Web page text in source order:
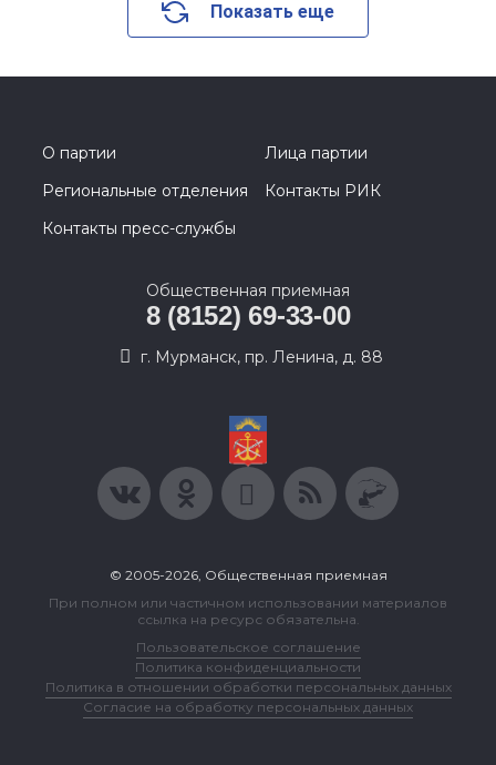
Показать еще
О партии
Лица партии
Региональные отделения
Контакты РИК
Контакты пресс-службы
Общественная приемная
8 (8152) 69-33-00
г. Мурманск, пр. Ленина, д. 88
© 2005-2026, Общественная приемная
При полном или частичном использовании материалов
ссылка на ресурс обязательна.
Пользовательское соглашение
Политика конфиденциальности
Политика в отношении обработки персональных данных
Согласие на обработку персональных данных